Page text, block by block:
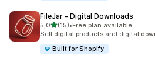
FileJar ‑ Digital Downloads
5,0av 5 stjerner
(15)
Totalt 15 omtaler
•Free plan available
Sell digital products and digital
Built for Shopify